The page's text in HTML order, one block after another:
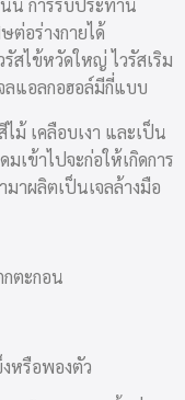
น การรับประทาน
ต่อร่างกายได้
สไข้หวัดใหญ่ ไวรัสเริม
ลแอลกอฮอล์มีกี่แบบ
ม้ เคลือบเงา และเป็น
เข้าไปจะก่อให้เกิดการ
าผลิตเป็นเจลล้างมือ
ตะกอน
หรือพองตัว